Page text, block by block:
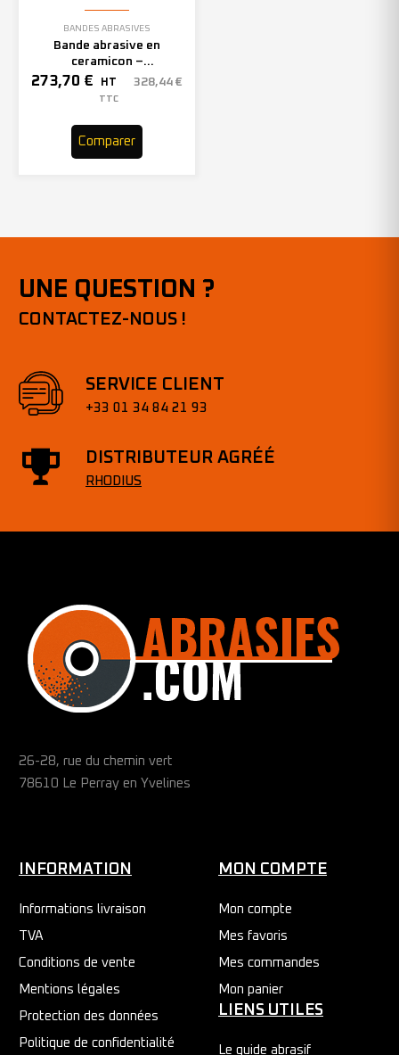
BANDES ABRASIVES
Bande abrasive en
ceramicon –
150mmx2000mm – Grain 40
– 305969 (x10)
273,70 € HT 328,44 €
TTC
Comparer
UNE QUESTION ?
CONTACTEZ-NOUS !
SERVICE CLIENT
+33 01 34 84 21 93
DISTRIBUTEUR AGRÉÉ
RHODIUS
26-28, rue du chemin vert
78610 Le Perray en Yvelines
INFORMATION
Informations livraison
TVA
Conditions de vente
Mentions légales
Protection des données
Politique de confidentialité
MON COMPTE
Mon compte
Mes favoris
Mes commandes
Mon panier
LIENS UTILES
Le guide abrasif